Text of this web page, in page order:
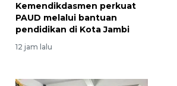
Kemendikdasmen perkuat
PAUD melalui bantuan
pendidikan di Kota Jambi
12 jam lalu
penyakit saat
kemarau